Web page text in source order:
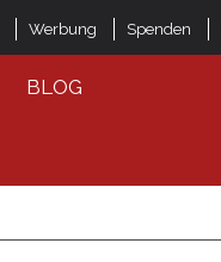
Werbung Spenden
BLOG